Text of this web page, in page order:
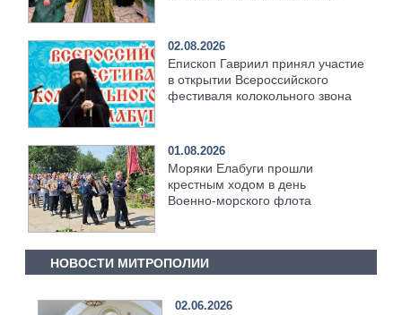
02.08.2026
Епископ Гавриил принял участие
в открытии Всероссийского
фестиваля колокольного звона
01.08.2026
Моряки Елабуги прошли
крестным ходом в день
Военно‑морского флота
НОВОСТИ МИТРОПОЛИИ
02.06.2026